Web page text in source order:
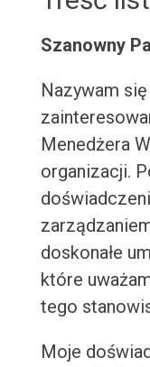
Szanowny
Nazywam
Menedżera
organizacji.
doskonałe
które
tego
Moje